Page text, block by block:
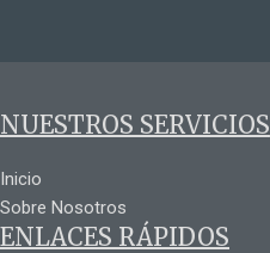
NUESTROS SERVICIOS
Inicio
Sobre Nosotros
ENLACES RÁPIDOS